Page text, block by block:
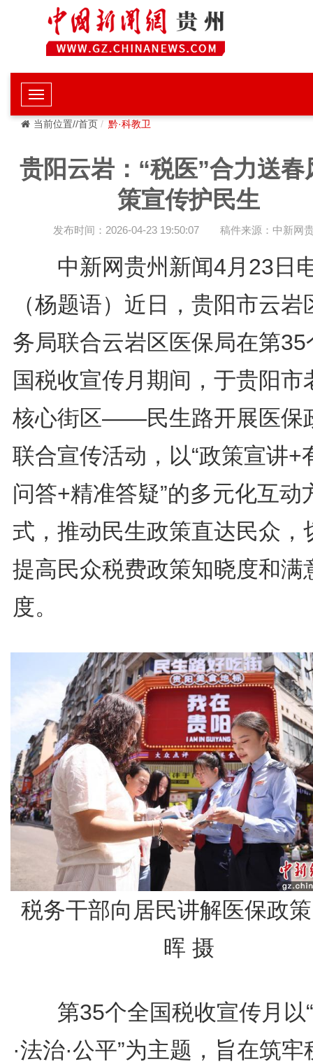
当前位置//首页 黔·科教卫
贵阳云岩：“税医”合力送春
策宣传护民生
发布时间：2026-04-23 19:50:07 稿件来源：中新网
中新网贵州新闻4月23
（杨题语）近日，贵阳市云岩
务局联合云岩区医保局在第35
国税收宣传月期间，于贵阳市
核心街区——民生路开展医保
联合宣传活动，以“政策宣讲+
问答+精准答疑”的多元化互动
式，推动民生政策直达民众，
提高民众税费政策知晓度和满
度。
税务干部向居民讲解医保政
晖 摄
第35个全国税收宣传月以
·法治·公平”为主题，旨在筑牢